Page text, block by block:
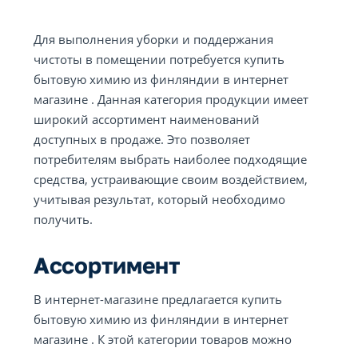
Для выполнения уборки и поддержания
чистоты в помещении потребуется купить
бытовую химию из финляндии в интернет
магазине . Данная категория продукции имеет
широкий ассортимент наименований
доступных в продаже. Это позволяет
потребителям выбрать наиболее подходящие
средства, устраивающие своим воздействием,
учитывая результат, который необходимо
получить.
Ассортимент
В интернет-магазине предлагается купить
бытовую химию из финляндии в интернет
магазине . К этой категории товаров можно